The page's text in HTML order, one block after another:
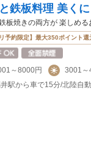
鉄板料理 美くに
板焼きの両方が 楽しめる
リ予約限定】最大350ポイント還
～8000円
3001～
駅から車で15分/北陸自